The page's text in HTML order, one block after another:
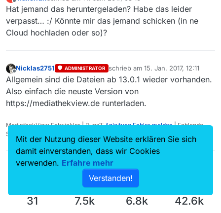
Offline zuletzt editiert von
Hat jemand das heruntergeladen? Habe das leider
verpasst… :/ Könnte mir das jemand schicken (in ne
Cloud hochladen oder so)?
Offline
Nicklas2751 ADMINISTRATOR schrieb am 15. Jan. 2017, 12:11
zuletzt editiert von
Allgemein sind die Dateien ab 13.0.1 wieder vorhanden.
Also einfach die neuste Version von
https://mediathekview.de runterladen.
MediathekView Entwickler | Bugs?:Anleitung Fehler melden| Fehlende
Sendungen?:
31 7.5k 6.8k 42.6k
Mit der Nutzung dieser Website erklären Sie sich
damit einverstanden, dass wir Cookies
verwenden. Erfahre mehr
Verstanden!